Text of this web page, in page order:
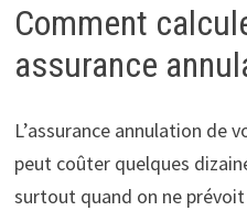
Comment
assurance
L’assurance annulation de
peut coûter quelques
surtout quand on ne